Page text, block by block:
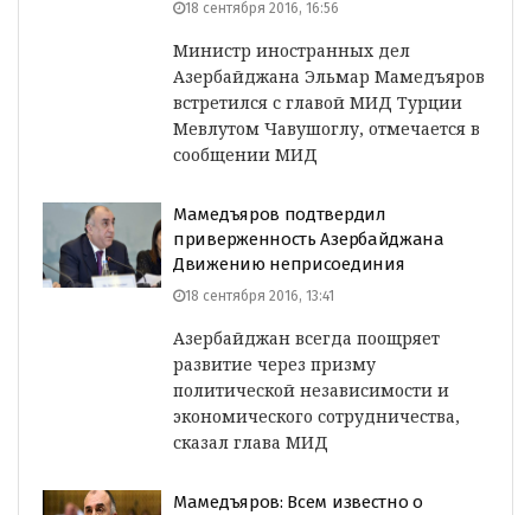
18 сентября 2016, 16:56
Министр иностранных дел
Азербайджана Эльмар Мамедъяров
встретился с главой МИД Турции
Мевлутом Чавушоглу, отмечается в
сообщении МИД
Мамедъяров подтвердил
приверженность Азербайджана
Движению неприсоединия
18 сентября 2016, 13:41
Азербайджан всегда поощряет
развитие через призму
политической независимости и
экономического сотрудничества,
сказал глава МИД
Мамедъяров: Всем известно о